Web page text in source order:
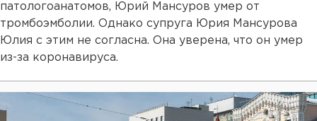
патологоанатомов, Юрий Мансуров умер от
тромбоэмболии. Однако супруга Юрия Мансурова
Юлия с этим не согласна. Она уверена, что он умер
из-за коронавируса.